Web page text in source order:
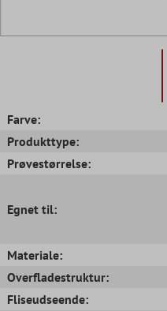
Farve:
Produkttype:
Prøvestørrelse:
Egnet til:
Materiale:
Overfladestruktur:
Fliseudseende: